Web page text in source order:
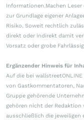
Informationen.Machen
zur Grundlage eigener
Risiko. Soweit rechtlich
direkt oder indirekt damit
Vorsatz oder grobe
Ergänzender Hinweis für
Auf die bei
von Gastkommentatoren,
Gruppe gehörende
gehören nicht der Redaktion
ausschließlich die